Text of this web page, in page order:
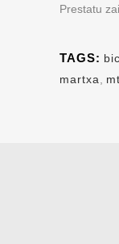
Prestatu
TAGS:
martxa,